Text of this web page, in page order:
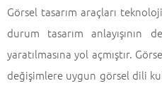
Görsel tasarım araçları
durum tasarım anlayışının
yaratılmasına yol açmıştır.
değişimlere uygun görsel dili